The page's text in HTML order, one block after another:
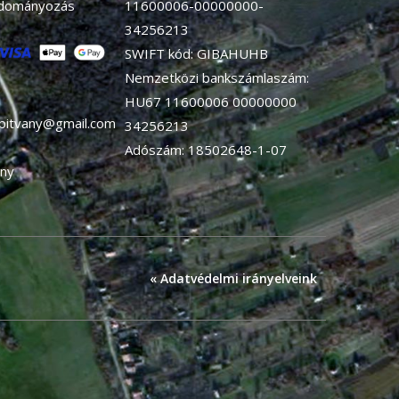
11600006-00000000-
34256213
SWIFT kód: GIBAHUHB
Nemzetközi bankszámlaszám:
HU67 11600006 00000000
34256213
Adószám: 18502648-1-07
« Adatvédelmi irányelveink